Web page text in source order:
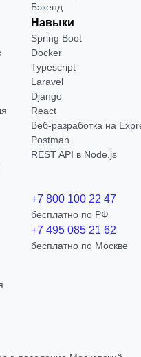
Бэкенд
Навыки
Spring Boot
Docker
Typescript
Laravel
Django
React
Веб-разработка на
Postman
REST API в Node.js
+7 800 100 22 47
бесплатно по РФ
+7 495 085 21 62
бесплатно по Москве